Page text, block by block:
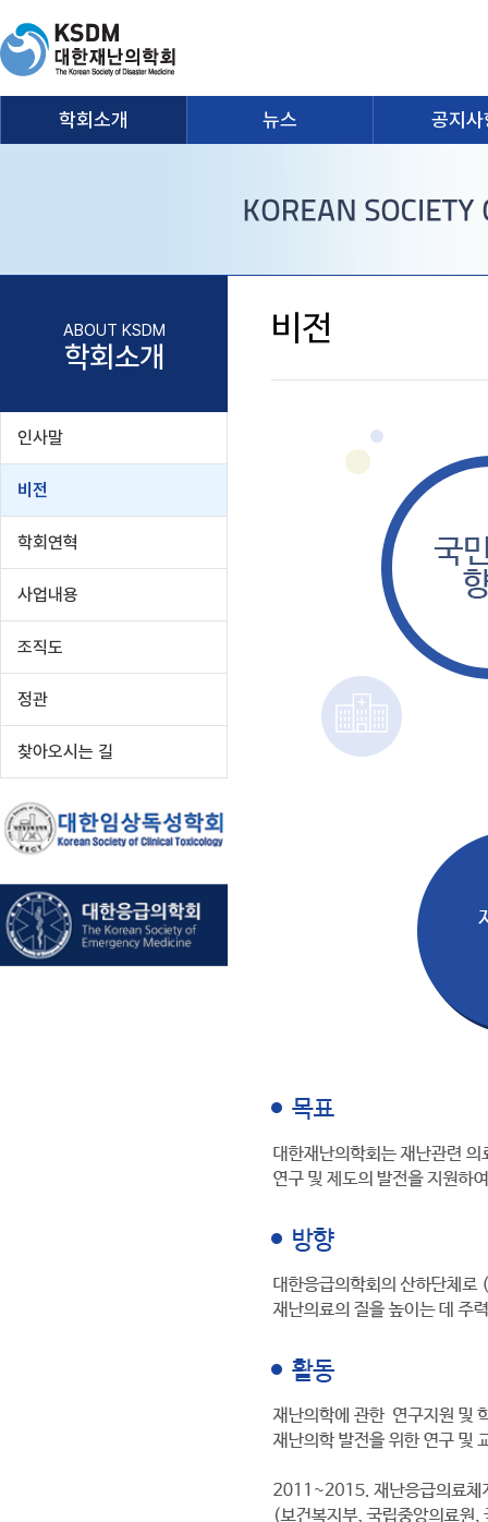
학회소개 뉴스 공지
ABOUT KSDM
학회소개
인사말
비전
학회연혁
사업내용
조직도
정관
찾아오시는 길
비전